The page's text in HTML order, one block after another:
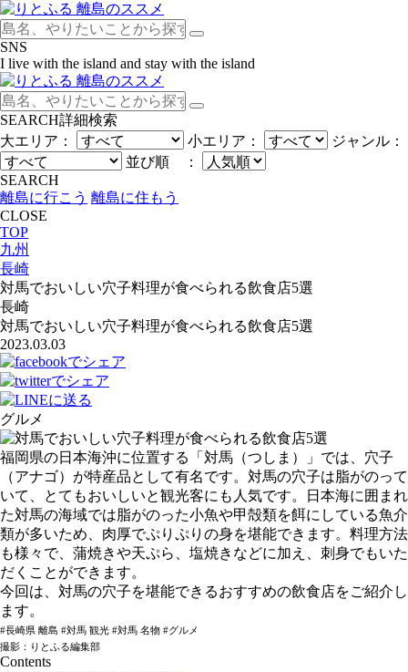
SNS
I live with the island and stay with the island
SEARCH詳細検索
大エリア：
小エリア：
ジャンル：
並び順 ：
SEARCH
離島に行こう 離島に住もう
CLOSE
TOP
九州
長崎
対馬でおいしい穴子料理が食べられる飲食店5選
長崎
対馬でおいしい穴子料理が食べられる飲食店5選
2023.03.03
グルメ
福岡県の日本海沖に位置する「対馬（つしま）」では、穴子
（アナゴ）が特産品として有名です。対馬の穴子は脂がのって
いて、とてもおいしいと観光客にも人気です。日本海に囲まれ
た対馬の海域では脂がのった小魚や甲殻類を餌にしている魚介
類が多いため、肉厚でぷりぷりの身を堪能できます。料理方法
も様々で、蒲焼きや天ぷら、塩焼きなどに加え、刺身でもいた
だくことができます。
今回は、対馬の穴子を堪能できるおすすめの飲食店をご紹介し
ます。
#長崎県 離島 #対馬 観光 #対馬 名物 #グルメ
撮影：りとふる編集部
Contents